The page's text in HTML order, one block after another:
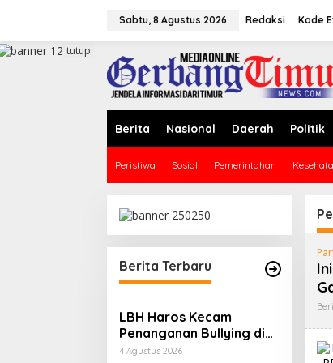
a
Sabtu, 8 Agustus 2026 Redaksi Kode
Berita Nasional Daerah Politik
Peristiwa Sosial Pemerintahan
tutup
Berita Terbaru
LBH Haros Kecam
Penanganan Bullying di
SMPN 3 Makassar:
4 Agustus 2026